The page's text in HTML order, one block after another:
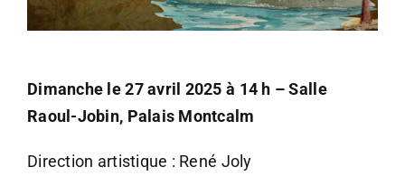
CONTACT
Dimanche le 27 avril 2025 à 14 h – Salle
Raoul-Jobin, Palais Montcalm
Direction artistique : René Joly